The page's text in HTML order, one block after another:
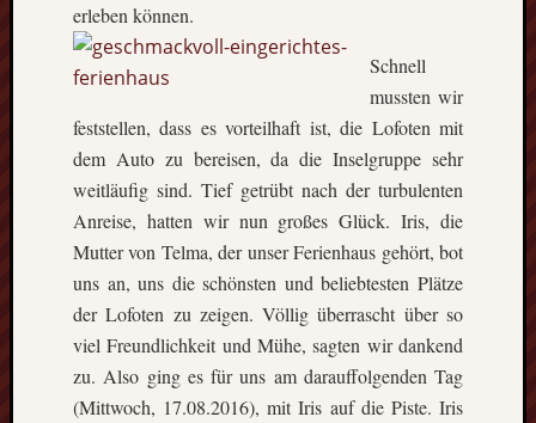
erleben können.
Schnell
mussten wir
feststellen, dass es vorteilhaft ist, die Lofoten mit
dem Auto zu bereisen, da die Inselgruppe sehr
weitläufig sind. Tief getrübt nach der turbulenten
Anreise, hatten wir nun großes Glück. Iris, die
Mutter von Telma, der unser Ferienhaus gehört, bot
uns an, uns die schönsten und beliebtesten Plätze
der Lofoten zu zeigen. Völlig überrascht über so
viel Freundlichkeit und Mühe, sagten wir dankend
zu. Also ging es für uns am darauffolgenden Tag
(Mittwoch, 17.08.2016), mit Iris auf die Piste. Iris